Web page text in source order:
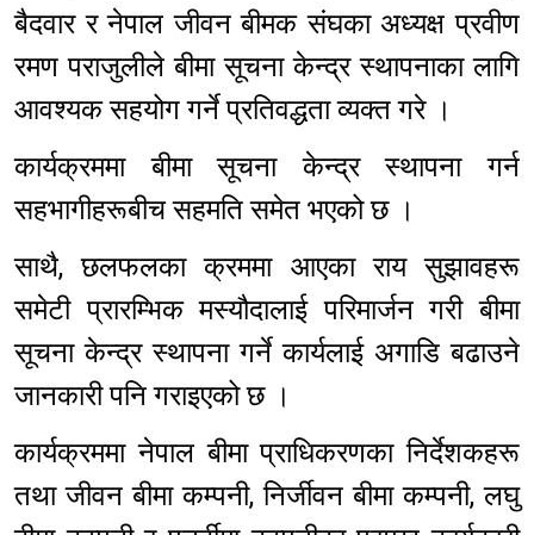
बैदवार र नेपाल जीवन बीमक संघका अध्यक्ष प्रवीण
रमण पराजुलीले बीमा सूचना केन्द्र स्थापनाका लागि
आवश्यक सहयोग गर्ने प्रतिवद्धता व्यक्त गरे ।
कार्यक्रममा बीमा सूचना केन्द्र स्थापना गर्न
सहभागीहरूबीच सहमति समेत भएको छ ।
साथै, छलफलका क्रममा आएका राय सुझावहरू
समेटी प्रारम्भिक मस्यौदालाई परिमार्जन गरी बीमा
सूचना केन्द्र स्थापना गर्ने कार्यलाई अगाडि बढाउने
जानकारी पनि गराइएको छ ।
कार्यक्रममा नेपाल बीमा प्राधिकरणका निर्देशकहरू
तथा जीवन बीमा कम्पनी, निर्जीवन बीमा कम्पनी, लघु